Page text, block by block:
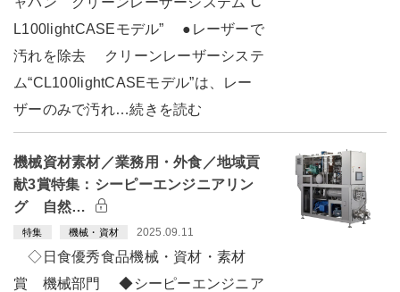
L100lightCASEモデル” ●レーザーで
汚れを除去 クリーンレーザーシステ
ム“CL100lightCASEモデル”は、レー
ザーのみで汚れ…続きを読む
機械資材素材／業務用・外食／地域貢
献3賞特集：シーピーエンジニアリン
グ 自然…
特集 機械・資材 2025.09.11
◇日食優秀食品機械・資材・素材
賞 機械部門 ◆シーピーエンジニア